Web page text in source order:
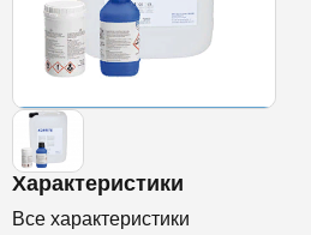
Характеристики
Все характеристики